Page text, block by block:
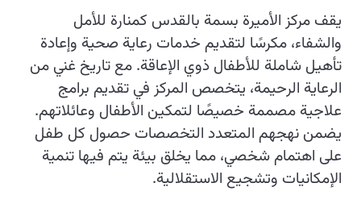
يقف مركز الأميرة بسمة بالقدس كمنارة للأمل
والشفاء، مكرسًا لتقديم خدمات رعاية صحية وإعادة
تأهيل شاملة للأطفال ذوي الإعاقة. مع تاريخ غني من
الرعاية الرحيمة، يتخصص المركز في تقديم برامج
علاجية مصممة خصيصًا لتمكين الأطفال وعائلاتهم.
يضمن نهجهم المتعدد التخصصات حصول كل طفل
على اهتمام شخصي، مما يخلق بيئة يتم فيها تنمية
الإمكانيات وتشجيع الاستقلالية.